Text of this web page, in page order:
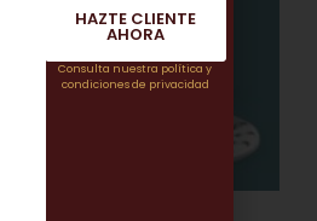
HAZTE CLIENTE
AHORA
Consulta nuestra política y
condiciones de privacidad